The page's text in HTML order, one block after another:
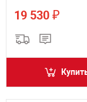
19 530 ₽